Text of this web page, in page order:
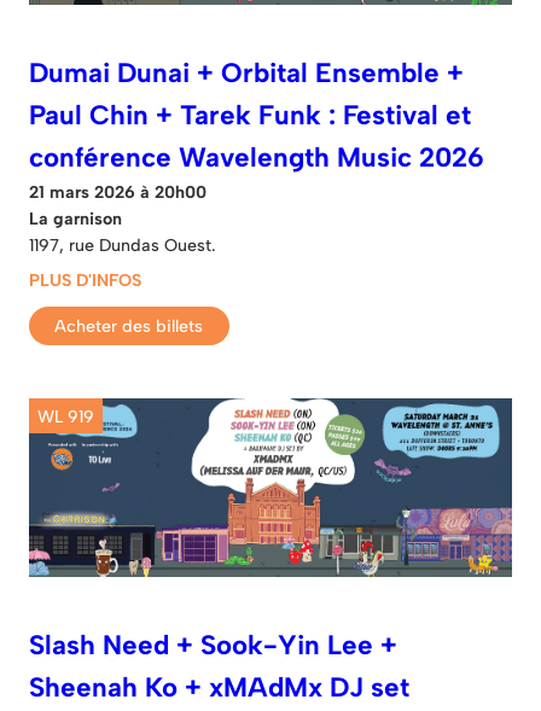
Dumai Dunai + Orbital Ensemble +
Paul Chin + Tarek Funk : Festival et
conférence Wavelength Music 2026
21 mars 2026 à 20h00
La garnison
1197, rue Dundas Ouest.
PLUS D'INFOS
Acheter des billets
WL 919
Slash Need + Sook-Yin Lee +
Sheenah Ko + xMAdMx DJ set